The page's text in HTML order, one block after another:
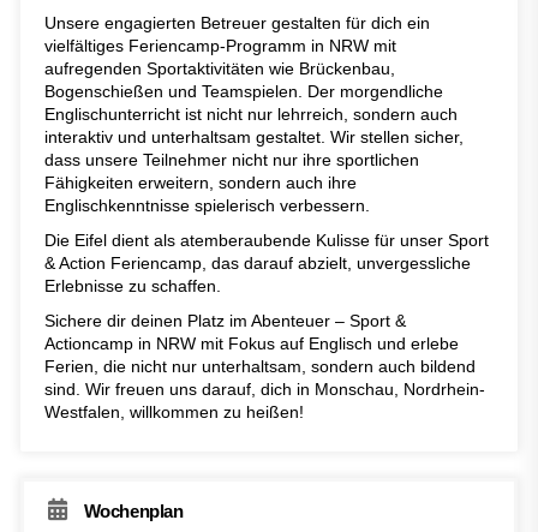
Unsere engagierten Betreuer gestalten für dich ein
vielfältiges Feriencamp-Programm in NRW mit
aufregenden Sportaktivitäten wie Brückenbau,
Bogenschießen und Teamspielen. Der morgendliche
Englischunterricht ist nicht nur lehrreich, sondern auch
interaktiv und unterhaltsam gestaltet. Wir stellen sicher,
dass unsere Teilnehmer nicht nur ihre sportlichen
Fähigkeiten erweitern, sondern auch ihre
Englischkenntnisse spielerisch verbessern.
Die Eifel dient als atemberaubende Kulisse für unser Sport
& Action Feriencamp, das darauf abzielt, unvergessliche
Erlebnisse zu schaffen.
Sichere dir deinen Platz im Abenteuer – Sport &
Actioncamp in NRW mit Fokus auf Englisch und erlebe
Ferien, die nicht nur unterhaltsam, sondern auch bildend
sind. Wir freuen uns darauf, dich in Monschau, Nordrhein-
Westfalen, willkommen zu heißen!
Wochenplan